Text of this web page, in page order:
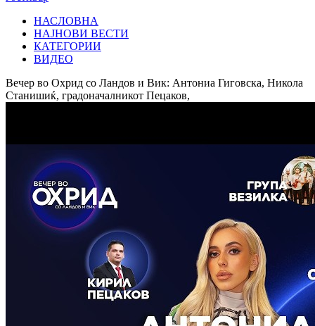
НАСЛОВНА
НАЈНОВИ ВЕСТИ
КАТЕГОРИИ
ВИДЕО
Вечер во Охрид со Ландов и Вик: Антониа Гиговска, Никола
Станишиќ, градоначалникот Пецаков,